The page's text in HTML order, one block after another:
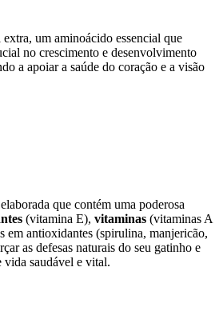
extra, um aminoácido essencial que
no crescimento e desenvolvimento
a apoiar a saúde do coração e a visão
que contém uma poderosa
(vitamina E), vitaminas (vitaminas A
em antioxidantes (spirulina, manjericão,
as defesas naturais do seu gatinho e
saudável e vital.